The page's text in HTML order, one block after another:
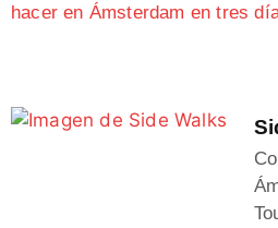
hacer en Ámsterdam en tres